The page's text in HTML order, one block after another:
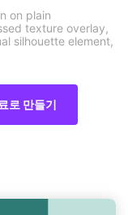
on plain
texture overlay,
silhouette element,
로 만들기